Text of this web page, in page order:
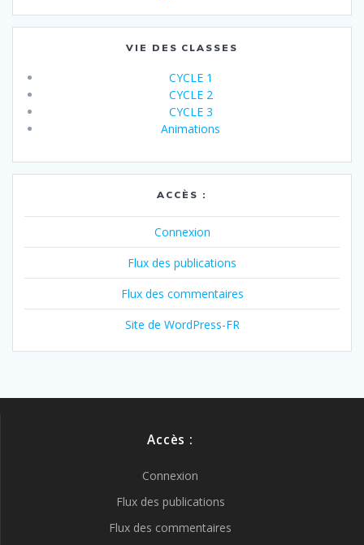
VIE DES CLASSES
CYCLE 1
CYCLE 2
CYCLE 3
Animations
ACCÈS :
Connexion
Flux des publications
Flux des commentaires
Site de WordPress-FR
Accès :
Connexion
Flux des publications
Flux des commentaires